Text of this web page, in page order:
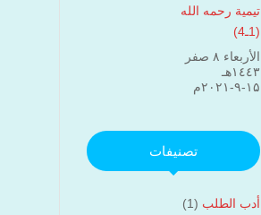
تيمية رحمه الله
(1ـ4)
الأربعاء ۸ صفر
۱٤٤۳هـ
۱۵-۹-۲۰۲۱م
تصنيفات
أدب الطلب (1)